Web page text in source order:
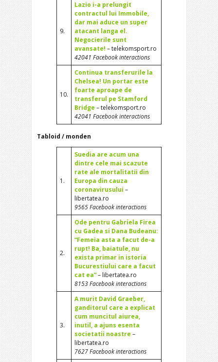
9.
Lazio i-a prelungit
contractul lui Immobile,
dar mai aduce un super
atacant langa el.
Negocierile sunt
avansate! – telekomsport.ro
42041 Facebook interactions
10.
Continua transferurile la
Chelsea! Un portar este
foarte aproape de
transferul pe Stamford
Bridge – telekomsport.ro
42041 Facebook interactions
Tabloid / monden
1.
Suedia are acum una
dintre cele mai scazute
rate ale mortalitatii din
Europa din cauza
coronavirusului –
libertatea.ro
9565 Facebook interactions
2.
Ode pentru Gabriela Firea
cu Gadea si Dana Budeanu:
“Femeia asta a facut de-a
rupt! Ba, baiatule, nu
exista primar in istoria
Bucurestiului care a facut
cat ea”– libertatea.ro
8153 Facebook interactions
3.
A murit David Graeber,
ganditorul care a explicat
cum muncitul aiurea,
inutil, a ajuns esenta
societatii noastre –
libertatea.ro
7627 Facebook interactions